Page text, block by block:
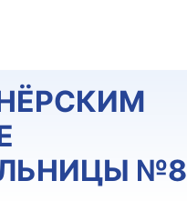
№8